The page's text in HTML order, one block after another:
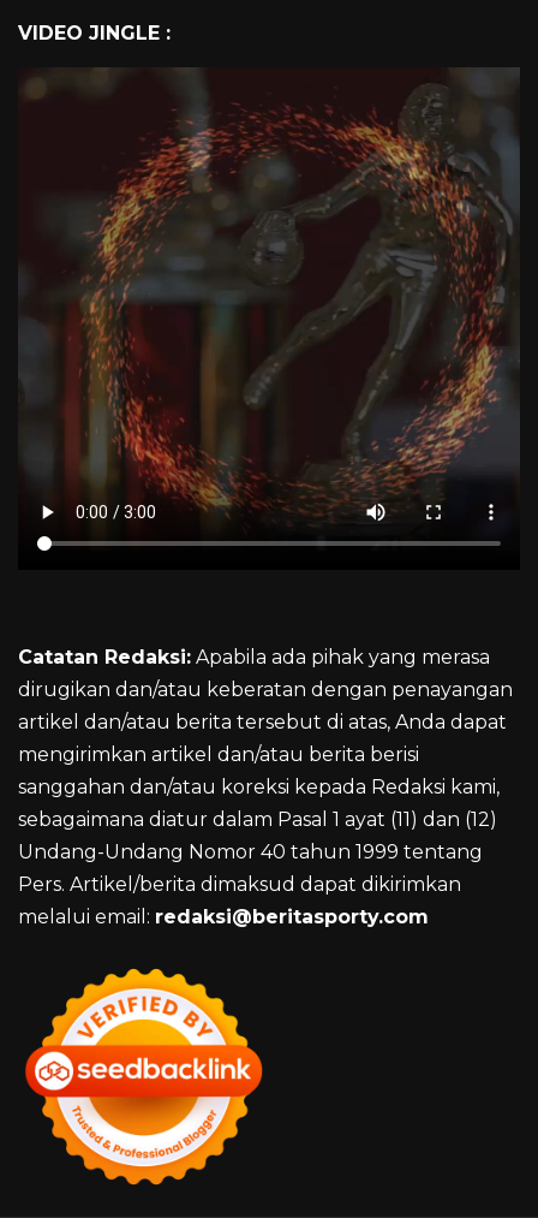
VIDEO JINGLE :
Catatan Redaksi: Apabila ada pihak yang merasa
dirugikan dan/atau keberatan dengan penayangan
artikel dan/atau berita tersebut di atas, Anda dapat
mengirimkan artikel dan/atau berita berisi
sanggahan dan/atau koreksi kepada Redaksi kami,
sebagaimana diatur dalam Pasal 1 ayat (11) dan (12)
Undang-Undang Nomor 40 tahun 1999 tentang
Pers. Artikel/berita dimaksud dapat dikirimkan
melalui email: redaksi@beritasporty.com